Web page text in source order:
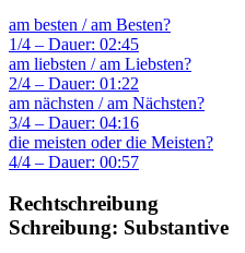
am besten / am Besten?
1/4 – Dauer: 02:45
am liebsten / am Liebsten?
2/4 – Dauer: 01:22
am nächsten / am Nächsten?
3/4 – Dauer: 04:16
die meisten oder die Meisten?
4/4 – Dauer: 00:57
Rechtschreibung
Schreibung: Substantive